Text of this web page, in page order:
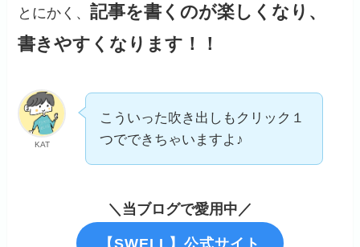
とにかく、記事を書くのが楽しくなり、
書きやすくなります！！
KAT
こういった吹き出しもクリック１
つでできちゃいますよ♪
＼当ブログで愛用中／
【SWELL】公式サイト